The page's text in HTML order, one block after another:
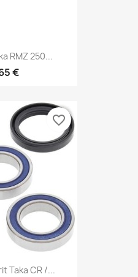
RMZ 250...
€
Taka CR /...
favorite_border